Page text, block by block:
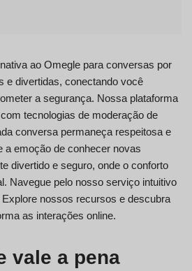
ao Omegle para conversas por
e divertidas, conectando você
a segurança. Nossa plataforma
tecnologias de moderação de
conversa permaneça respeitosa e
a emoção de conhecer novas
divertido e seguro, onde o conforto
Navegue pelo nosso serviço intuitivo
nossos recursos e descubra
as interações online.
vale a pena